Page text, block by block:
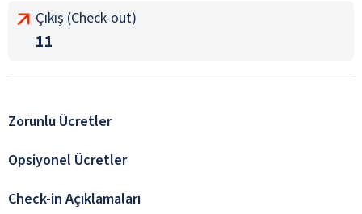
Çıkış (Check-out)
11
Zorunlu Ücretler
Opsiyonel Ücretler
Check-in Açıklamaları